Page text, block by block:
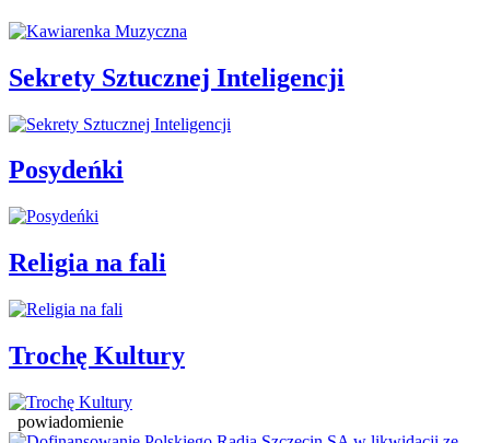
Sekrety Sztucznej Inteligencji
Posydeńki
Religia na fali
Trochę Kultury
powiadomienie